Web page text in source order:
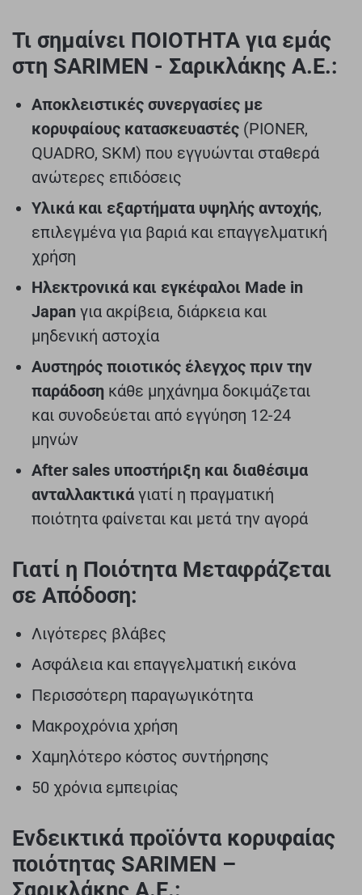
Τι σημαίνει ΠΟΙΟΤΗΤΑ για εμάς
στη SARIMEN - Σαρικλάκης Α.Ε.:
Αποκλειστικές συνεργασίες με
κορυφαίους κατασκευαστές (PIONER,
QUADRO, SKM) που εγγυώνται σταθερά
ανώτερες επιδόσεις
Υλικά και εξαρτήματα υψηλής αντοχής,
επιλεγμένα για βαριά και επαγγελματική
χρήση
Ηλεκτρονικά και εγκέφαλοι Made in
Japan για ακρίβεια, διάρκεια και
μηδενική αστοχία
Αυστηρός ποιοτικός έλεγχος πριν την
παράδοση κάθε μηχάνημα δοκιμάζεται
και συνοδεύεται από εγγύηση 12-24
μηνών
After sales υποστήριξη και διαθέσιμα
ανταλλακτικά γιατί η πραγματική
ποιότητα φαίνεται και μετά την αγορά
Γιατί η Ποιότητα Μεταφράζεται
σε Απόδοση:
Λιγότερες βλάβες
Ασφάλεια και επαγγελματική εικόνα
Περισσότερη παραγωγικότητα
Μακροχρόνια χρήση
Χαμηλότερο κόστος συντήρησης
50 χρόνια εμπειρίας
Ενδεικτικά προϊόντα κορυφαίας
ποιότητας SARIMEN –
Σαρικλάκης Α.Ε.: